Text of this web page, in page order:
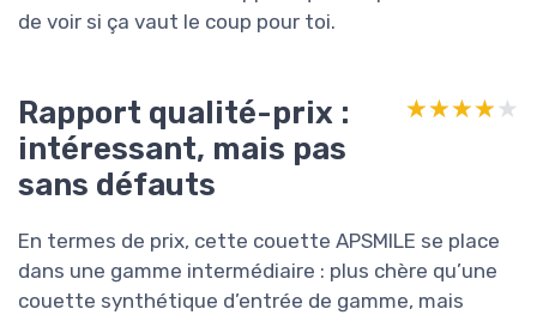
de voir si ça vaut le coup pour toi.
Rapport qualité-prix :
intéressant, mais pas
sans défauts
★★★★★
★★★★★
En termes de prix, cette couette APSMILE se place
dans une gamme intermédiaire : plus chère qu’une
couette synthétique d’entrée de gamme, mais